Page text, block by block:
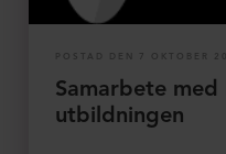
POSTAD DEN 7 OKTOBER
Samarbete med
utbildningen